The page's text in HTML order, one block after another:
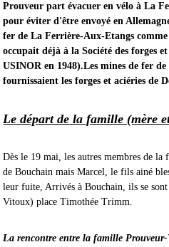
Prouveur part évacuer en vélo à La
pour éviter d'être envoyé en
fer de La Ferrière-Aux-Etangs
occupait déjà à la Société des forges
USINOR en 1948).Les mines de fer
fournissaient les forges et aciéries de
Le départ de la famille (mère
Dès le 19 mai, les autres membres de la
de Bouchain mais Marcel, le fils ainé
leur fuite, Arrivés à Bouchain, ils se
Vitoux) place Timothée Trimm.
La rencontre entre la famille